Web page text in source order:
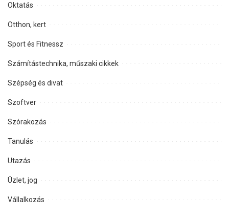
Oktatás
Otthon, kert
Sport és Fitnessz
Számítástechnika, műszaki cikkek
Szépség és divat
Szoftver
Szórakozás
Tanulás
Utazás
Üzlet, jog
Vállalkozás